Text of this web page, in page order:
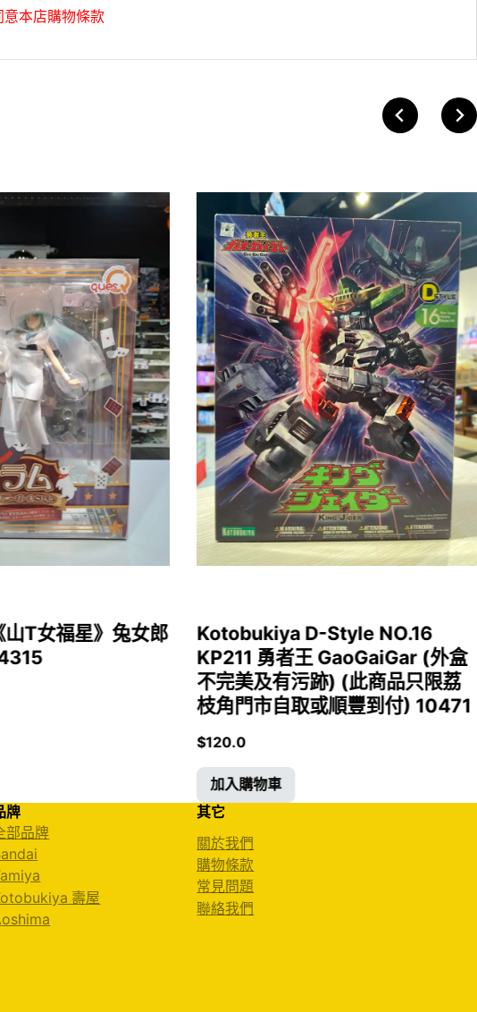
本店購物條款
T女福星》兔女郎
Kotobukiya D-Style NO.16
KP211 勇者王 GaoGaiGar (外盒
不完美及有污跡) (此商品只限荔
枝角門市自取或順豐到付) 10471
$120.0
加入購物車
牌
部品牌
壽屋
其它
關於我們
購物條款
常見問題
聯絡我們